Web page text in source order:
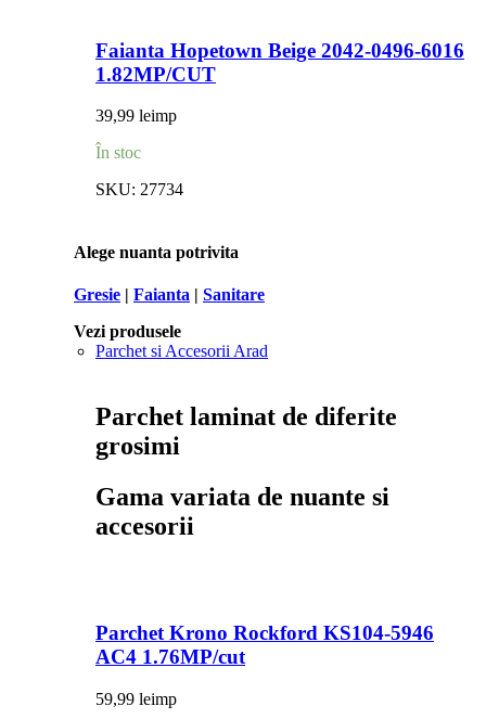
Faianta Hopetown Beige 2042-0496-6016
1.82MP/CUT
39,99 leimp
În stoc
SKU: 27734
Alege nuanta potrivita
Gresie | Faianta | Sanitare
Vezi produsele
Parchet si Accesorii Arad
Parchet laminat de diferite
grosimi
Gama variata de nuante si
accesorii
Parchet Krono Rockford KS104-5946
AC4 1.76MP/cut
59,99 leimp